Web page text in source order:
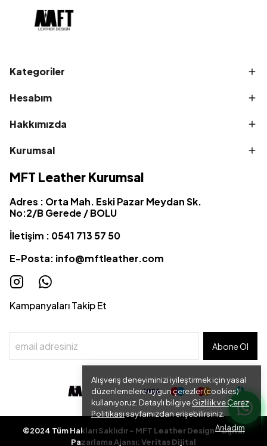
Alışveriş deneyiminizi iyileştirmek için yasal
düzenlemelere uygun çerezler (cookies)
kullanıyoruz. Detaylı bilgiyeGizlilik ve Çerez
Politikasısayfamızdan erişebilirsiniz.
Anladım
Kategoriler
Hesabım
Hakkımızda
Kurumsal
MFT Leather Kurumsal
Adres : Orta Mah. Eski Pazar Meydan Sk.
No:2/B Gerede / BOLU
İletişim : 0541 713 57 50
E-Posta: info@mftleather.com
Kampanyaları Takip Et
Abone Ol
©2024 Tüm Hakları Saklıdır - MFT Leather Design - Dijital
Pazarlama Ajansı:Veritas Dijital